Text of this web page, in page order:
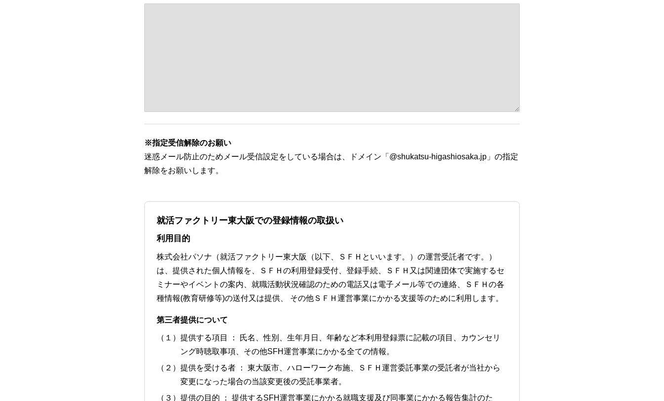
※指定受信解除のお願い
迷惑メール防止のためメール受信設定をしている場合は、ドメイン「@shukatsu-higashiosaka.jp」の指定
解除をお願いします。
就活ファクトリー東大阪での登録情報の取扱い
利用目的
株式会社パソナ（就活ファクトリー東大阪（以下、ＳＦＨといいます。）の運営受託者です。）
は、提供された個人情報を、ＳＦＨの利用登録受付、登録手続、ＳＦＨ又は関連団体で実施するセ
ミナーやイベントの案内、就職活動状況確認のための電話又は電子メール等での連絡、ＳＦＨの各
種情報(教育研修等)の送付又は提供、 その他ＳＦＨ運営事業にかかる支援等のために利用します。
第三者提供について
（１）提供する項目 ： 氏名、性別、生年月日、年齢など本利用登録票に記載の項目、カウンセリ
ング時聴取事項、その他SFH運営事業にかかる全ての情報。
（２）提供を受ける者 ： 東大阪市、ハローワーク布施、ＳＦＨ運営委託事業の受託者が当社から
変更になった場合の当該変更後の受託事業者。
（３）提供の目的 ： 提供するSFH運営事業にかかる就職支援及び同事業にかかる報告集計のた